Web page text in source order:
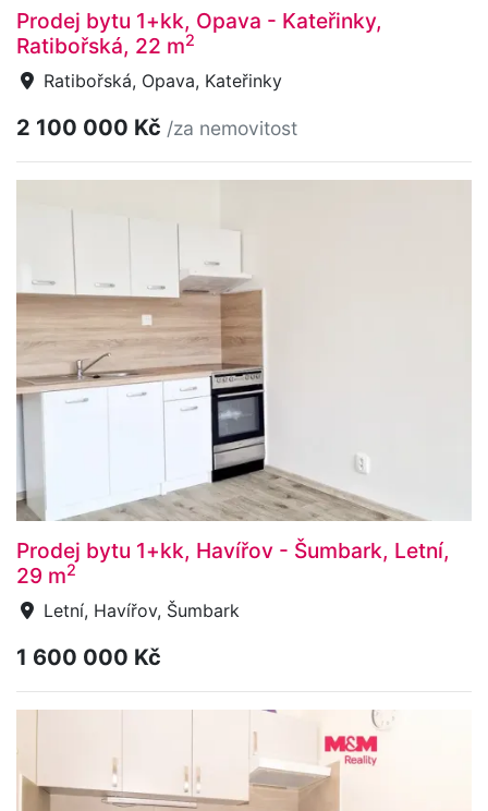
Prodej bytu 1+kk, Opava - Kateřinky,
Ratibořská, 22 m2
Ratibořská, Opava, Kateřinky
2 100 000 Kč /za nemovitost
Prodej bytu 1+kk, Havířov - Šumbark, Letní,
29 m2
Letní, Havířov, Šumbark
1 600 000 Kč